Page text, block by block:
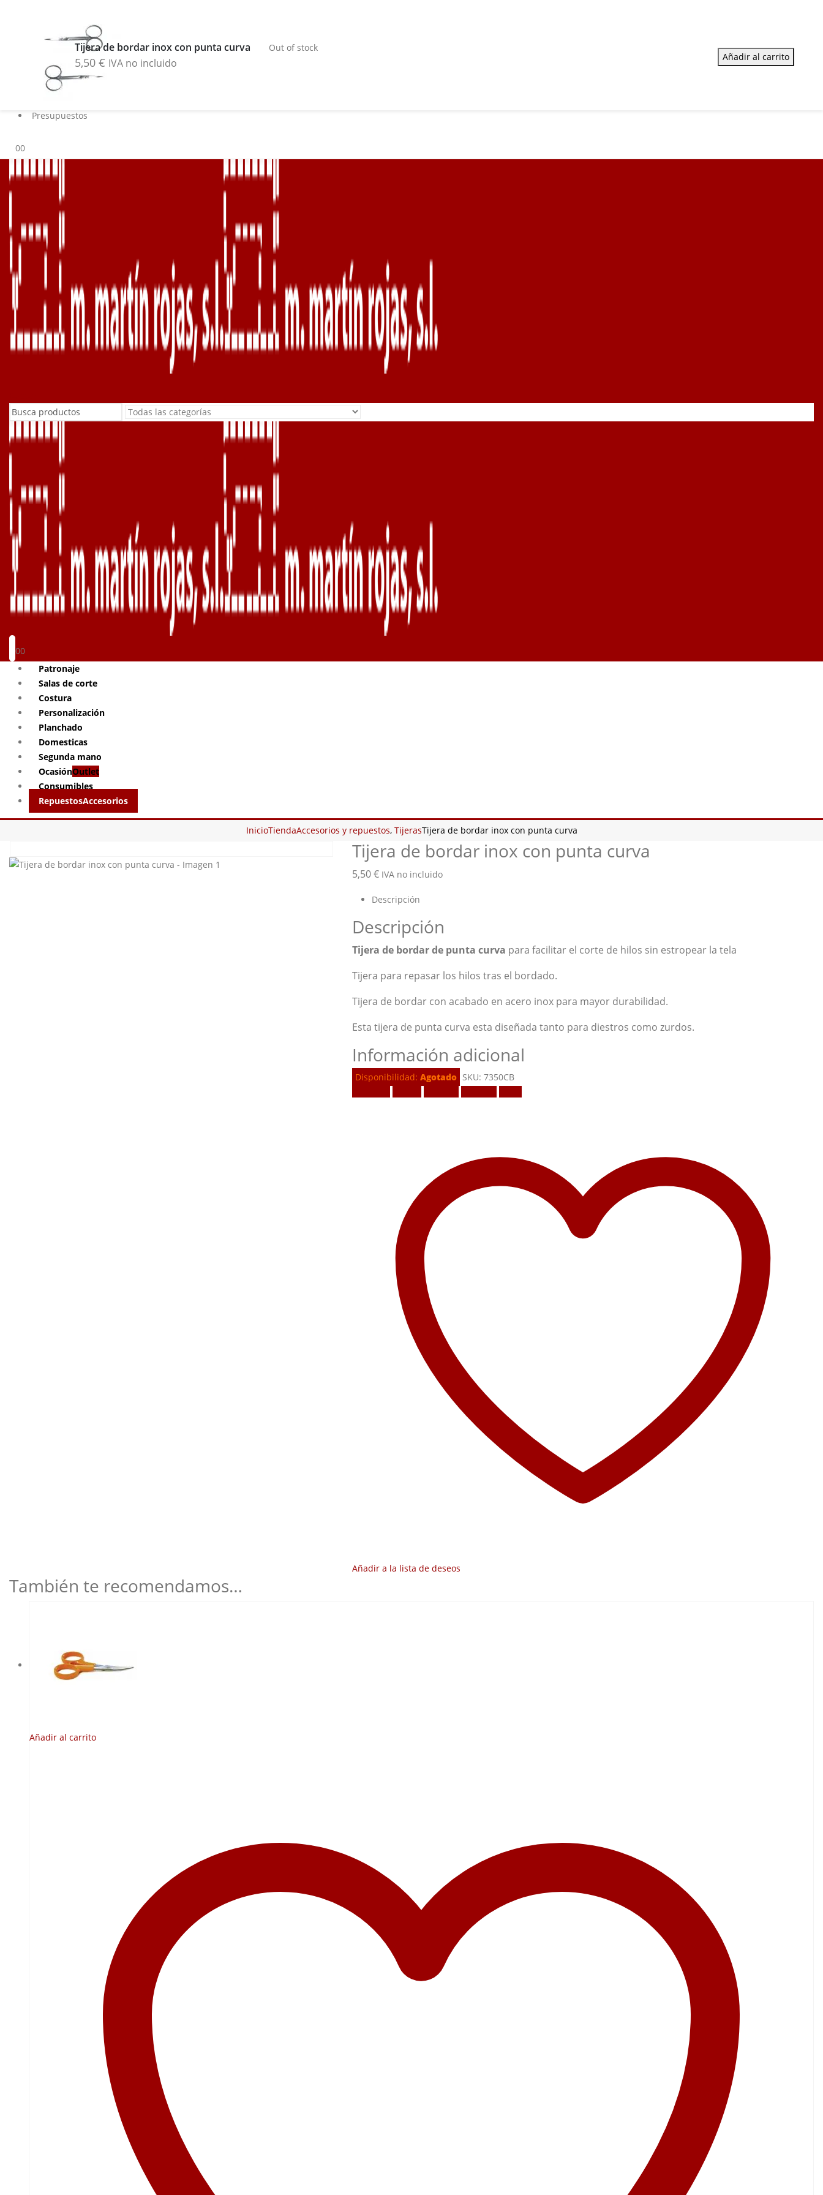
Blog
Marcas
Contacto
Presupuestos
00
00
Patronaje
Salas de corte
Costura
Personalización
Planchado
Domesticas
Segunda mano
OcasiónOutlet
Consumibles
RepuestosAccesorios
InicioTiendaAccesorios y repuestos, TijerasTijera de bordar inox con punta curva
Tijera de bordar inox con punta curva
Tijera de bordar inox con punta curva
5,50 € IVA no incluido
Out of stock
Añadir al carrito
5,50€ IVA no incluido
Descripción
Descripción
Tijera de bordar de punta curva para facilitar el corte de hilos sin estropear la tela
Tijera para repasar los hilos tras el bordado.
Tijera de bordar con acabado en acero inox para mayor durabilidad.
Esta tijera de punta curva esta diseñada tanto para diestros como zurdos.
Información adicional
Disponibilidad: Agotado SKU: 7350CB
Añadir a la lista de deseos
También te recomendamos…
Añadir al carrito